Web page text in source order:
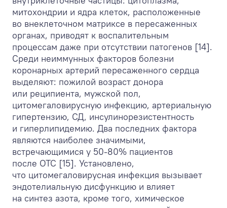
митохондрии и ядра клеток, расположенные
во внеклеточном матриксе в пересаженных
органах, приводят к воспалительным
процессам даже при отсутствии патогенов [14].
Среди неиммунных факторов болезни
коронарных артерий пересаженного сердца
выделяют: пожилой возраст донора
или реципиента, мужской пол,
цитомегаловирусную инфекцию, артериальную
гипертензию, СД, инсулинорезистентность
и гиперлипидемию. Два последних фактора
являются наиболее значимыми,
встречающимися у 50-80% пациентов
после ОТС [15]. Установлено,
что цитомегаловирусная инфекция вызывает
эндотелиальную дисфункцию и влияет
на синтез азота, кроме того, химическое